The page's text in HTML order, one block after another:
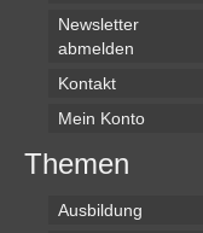
Newsletter
abmelden
Kontakt
Mein Konto
Themen
Ausbildung